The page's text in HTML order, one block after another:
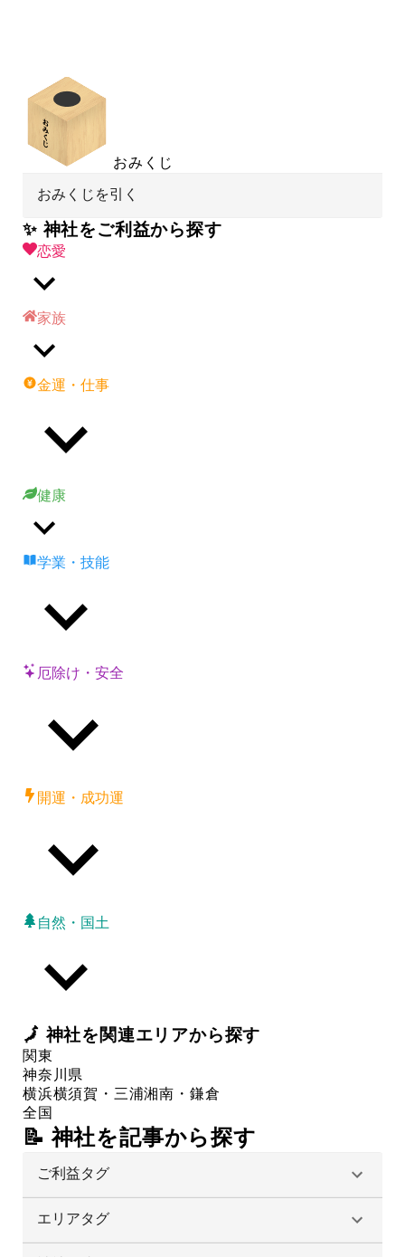
おみくじ
おみくじを引く
✨ 神社をご利益から探す
恋愛
家族
金運・仕事
健康
学業・技能
厄除け・安全
開運・成功運
自然・国土
🗾神社を関連エリアから探す
関東
神奈川県
横浜横須賀・三浦湘南・鎌倉
全国
📝 神社を記事から探す
ご利益タグ
エリアタグ